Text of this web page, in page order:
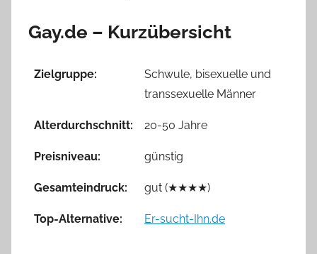
Gay.de – Kurzübersicht
Zielgruppe:
Schwule, bisexuelle und
transsexuelle Männer
Alterdurchschnitt: 20-50 Jahre
Preisniveau: günstig
Gesamteindruck: gut (★★★★)
Top-Alternative: Er-sucht-Ihn.de